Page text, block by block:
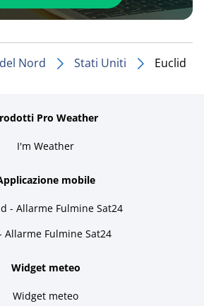
Nord Stati Uniti Euclid
Pro Weather
I'm Weather
mobile
- Allarme Fulmine Sat24
Allarme Fulmine Sat24
Widget meteo
Widget meteo